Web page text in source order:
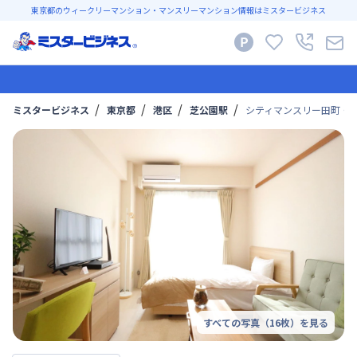
東京都のウィークリーマンション・マンスリーマンション情報はミスタービジネス
ミスタービジネス 東京都 港区 芝公園駅 シティマンスリー田町・
すべての写真（16枚）を見る